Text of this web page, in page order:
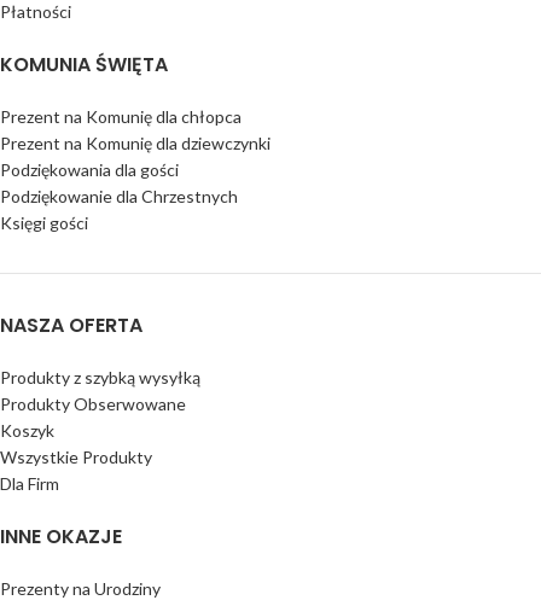
Płatności
KOMUNIA ŚWIĘTA
Prezent na Komunię dla chłopca
Prezent na Komunię dla dziewczynki
Podziękowania dla gości
Podziękowanie dla Chrzestnych
Księgi gości
NASZA OFERTA
Produkty z szybką wysyłką
Produkty Obserwowane
Koszyk
Wszystkie Produkty
Dla Firm
INNE OKAZJE
Prezenty na Urodziny